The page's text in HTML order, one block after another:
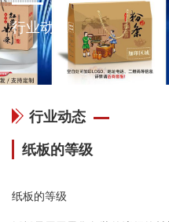
行业动态
行业动态
纸板的等级
纸板的等级